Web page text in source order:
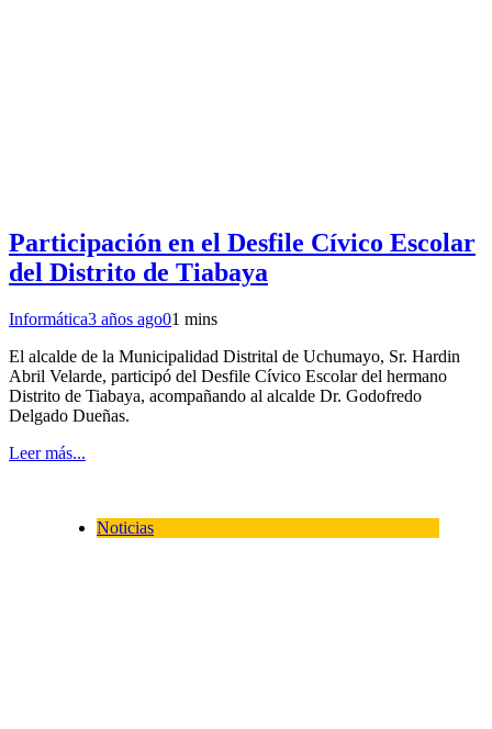
Participación en el Desfile Cívico Escolar
del Distrito de Tiabaya
Informática3 años ago01 mins
El alcalde de la Municipalidad Distrital de Uchumayo, Sr. Hardin
Abril Velarde, participó del Desfile Cívico Escolar del hermano
Distrito de Tiabaya, acompañando al alcalde Dr. Godofredo
Delgado Dueñas.
Leer más...
Noticias